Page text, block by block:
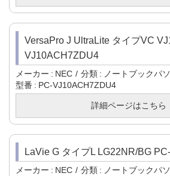
VersaPro J UltraLite タイプVC
VJ10ACH7ZDU4
メーカー NEC 分類
ノートブックパ
型番
PC-VJ10ACH7ZDU4
詳細ページはこちら
LaVie G タイプL LG22NR/BG
メーカー NEC 分類
ノートブックパ